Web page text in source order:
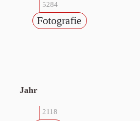
5284
Fotografie
Jahr
2118